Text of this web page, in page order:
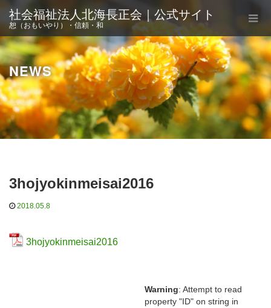
社会福祉法人北海長正会｜公式サイト
恕（おもいやり）・信頼・和
NEWS
3hojyokinmeisai2016
2018.05.8
3hojyokinmeisai2016
Warning: Attempt to read
property "ID" on string in